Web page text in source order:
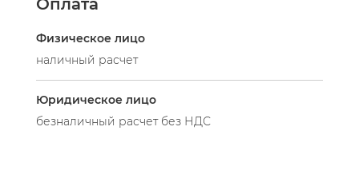
Оплата
Физическое лицо
наличный расчет
Юридическое лицо
безналичный расчет без НДС